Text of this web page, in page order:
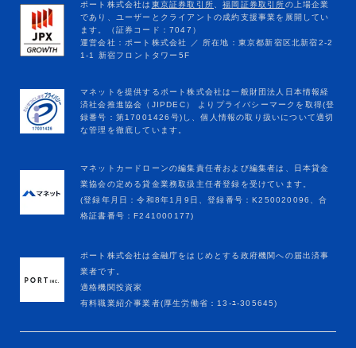
マネットカードローンの編集責任者および編集者は、日本貸金
業協会の定める貸金業務取扱主任者登録を受けています。
(登録年月日：令和8年1月9日、登録番号：K250020096、合
格証書番号：F241000177)
ポート株式会社は金融庁をはじめとする政府機関への届出済事
業者です。
適格機関投資家
有料職業紹介事業者(厚生労働省：13-ﾕ-305645)